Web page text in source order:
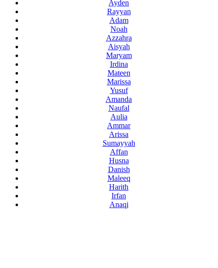
Ayden
Rayyan
Adam
Noah
Azzahra
Aisyah
Maryam
Irdina
Mateen
Marissa
Yusuf
Amanda
Naufal
Aulia
Ammar
Arissa
Sumayyah
Affan
Husna
Danish
Maleeq
Harith
Irfan
Anaqi